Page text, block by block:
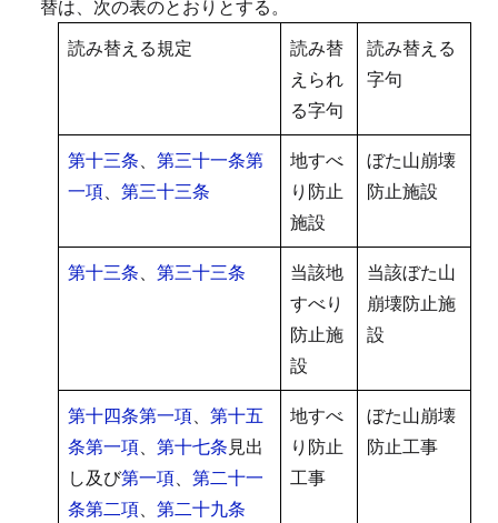
替は、次の表のとおりとする。
読み替える規定
読み替
えられ
る字句
読み替える
字句
第十三条、 第三十一条第
一項、 第三十三条
地すべ
り防止
施設
ぼた山崩壊
防止施設
第十三条、 第三十三条
当該地
すべり
防止施
設
当該ぼた山
崩壊防止施
設
第十四条第一項、 第十五
条第一項、 第十七条見出
し及び第一項、 第二十一
条第二項、 第二十九条
地すべ
り防止
工事
ぼた山崩壊
防止工事